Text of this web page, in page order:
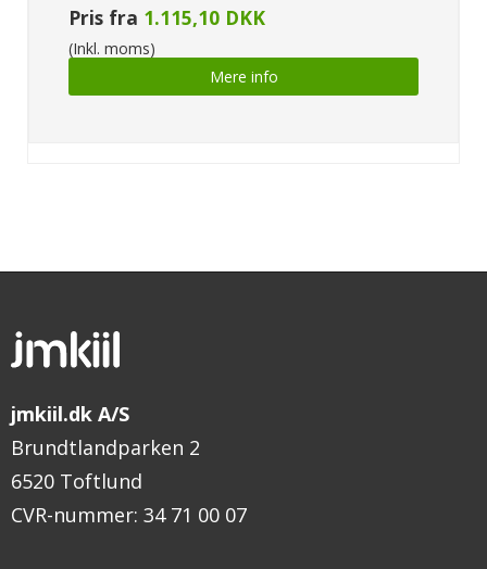
Pris fra 1.115,10 DKK
(Inkl. moms)
Mere info
jmkiil.dk A/S
Brundtlandparken 2
6520 Toftlund
CVR-nummer: 34 71 00 07